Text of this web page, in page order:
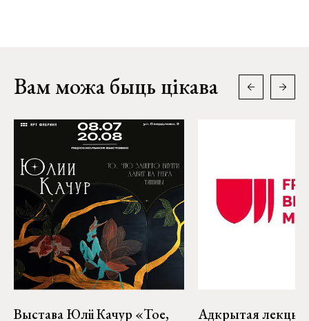
Вам можа быць цікава
Выстава Юліі Качур «Тое,
Адкрытая